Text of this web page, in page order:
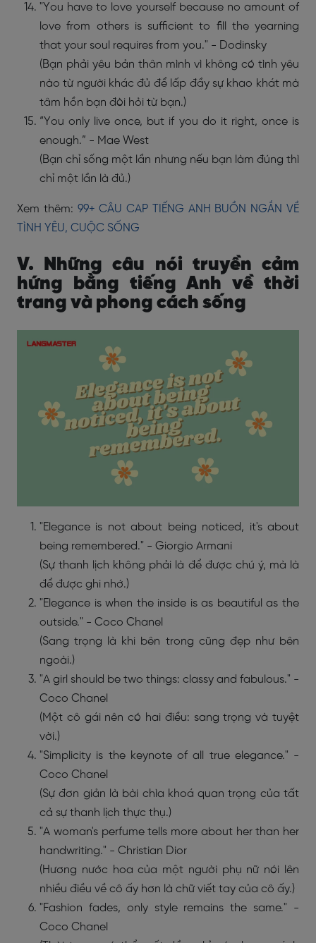
"You have to love yourself because no amount of
love from others is sufficient to fill the yearning
that your soul requires from you." - Dodinsky
(Bạn phải yêu bản thân mình vì không có tình yêu
nào từ người khác đủ để lấp đầy sự khao khát mà
tâm hồn bạn đòi hỏi từ bạn.)
“You only live once, but if you do it right, once is
enough.” - Mae West
(Bạn chỉ sống một lần nhưng nếu bạn làm đúng thì
chỉ một lần là đủ.)
Xem thêm: 99+ CÂU CAP TIẾNG ANH BUỒN NGẮN VỀ
TÌNH YÊU, CUỘC SỐNG
V. Những câu nói truyền cảm
hứng bằng tiếng Anh về thời
trang và phong cách sống
"Elegance is not about being noticed, it's about
being remembered." - Giorgio Armani
(Sự thanh lịch không phải là để được chú ý, mà là
để được ghi nhớ.)
"Elegance is when the inside is as beautiful as the
outside." - Coco Chanel
(Sang trọng là khi bên trong cũng đẹp như bên
ngoài.)
"A girl should be two things: classy and fabulous." -
Coco Chanel
(Một cô gái nên có hai điều: sang trọng và tuyệt
vời.)
"Simplicity is the keynote of all true elegance." -
Coco Chanel
(Sự đơn giản là bài chìa khoá quan trọng của tất
cả sự thanh lịch thực thụ.)
"A woman's perfume tells more about her than her
handwriting." - Christian Dior
(Hương nước hoa của một người phụ nữ nói lên
nhiều điều về cô ấy hơn là chữ viết tay của cô ấy.)
"Fashion fades, only style remains the same." -
Coco Chanel